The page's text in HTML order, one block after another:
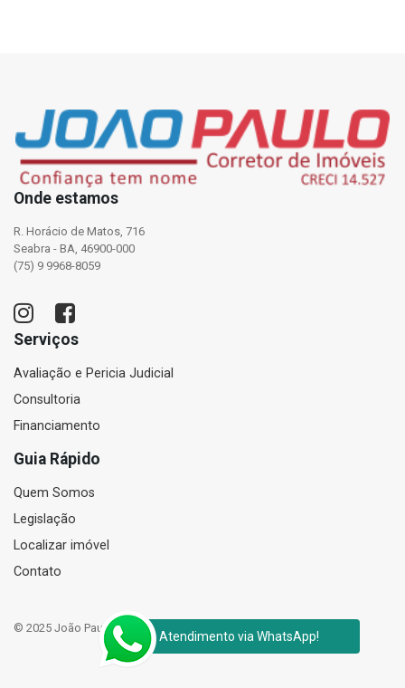
Onde estamos
R. Horácio de Matos, 716
Seabra - BA, 46900-000
(75) 9 9968-8059
Serviços
Avaliação e Pericia Judicial
Consultoria
Financiamento
Guia Rápido
Quem Somos
Legislação
Localizar imóvel
Contato
© 2025 João Paulo Corretor de Imóveis e Perito Judicial Avaliador
Atendimento via WhatsApp!